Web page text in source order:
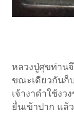
หลวงปู่ศุขท่าน
ขณะเดียวกันก็
เจ้างาดำใช้ง
ยื่นเข้าปาก แล้